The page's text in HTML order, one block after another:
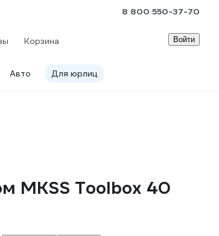
8 800 550-37-70
Корзина Войти
Авто Для юрлиц
MKSS Toolbox 40